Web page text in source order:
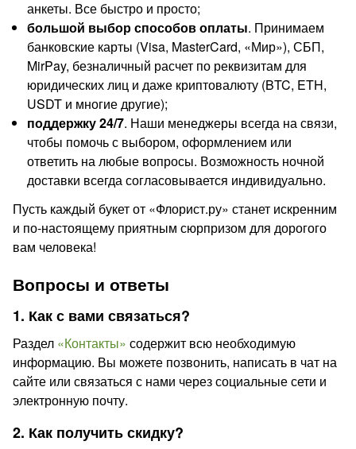
анкеты. Все быстро и просто;
большой выбор способов оплаты. Принимаем
банковские карты (Visa, MasterCard, «Мир»), СБП,
MirPay, безналичный расчет по реквизитам для
юридических лиц и даже криптовалюту (BTC, ETH,
USDT и многие другие);
поддержку 24/7. Наши менеджеры всегда на связи,
чтобы помочь с выбором, оформлением или
ответить на любые вопросы. Возможность ночной
доставки всегда согласовывается индивидуально.
Пусть каждый букет от «Флорист.ру» станет искренним
и по-настоящему приятным сюрпризом для дорогого
вам человека!
Вопросы и ответы
1. Как с вами связаться?
Раздел «Контакты» содержит всю необходимую
информацию. Вы можете позвонить, написать в чат на
сайте или связаться с нами через социальные сети и
электронную почту.
2. Как получить скидку?